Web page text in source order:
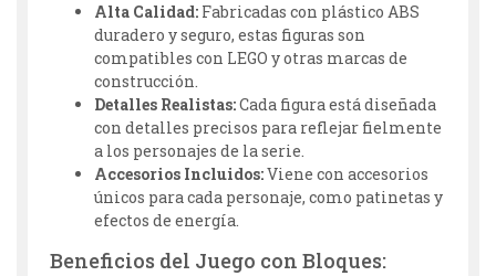
Alta Calidad: Fabricadas con plástico ABS
duradero y seguro, estas figuras son
compatibles con LEGO y otras marcas de
construcción.
Detalles Realistas:Cada figura está diseñada
con detalles precisos para reflejar fielmente
a los personajes de la serie.
Accesorios Incluidos:Viene con accesorios
únicos para cada personaje, como patinetas y
efectos de energía.
Beneficios del Juego con Bloques: